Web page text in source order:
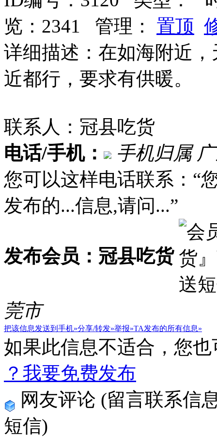
览：2341 管理： 置顶
详细描述：在如海附近
近都行，要求有供暖。
联系人：冠县吃货
电话/手机：
手机归属
您可以这样电话联系：“
发布的...信息,请问...”
发布会员：冠县吃货
莞市
把该信息发送到手机»分享/转发»举报»TA发布的所有信息»
如果此信息不适合，您
？我要免费发布
网友评论 (留言联系信
短信)